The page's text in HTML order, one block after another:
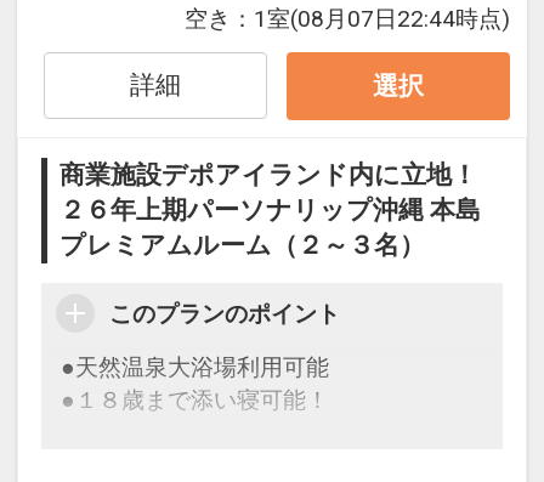
※イメージ
設定期間：2026年6月1日～2026年10月
31日
インターネットコース番号：DP-1-
17512611
※通常１，０００円（１泊１台あたり）
約１６８台収容可能。先着順、予約制で
はありませんのでご了承くださいませ。
※旅行代金に含まれます。
連泊ポイント
付！
況によりセットメニュー）または北谷ダ
イニング（炭火焼セットメニュー）
「空室照会結果確認画面」でご確認くだ
さい
※宿泊期間中すべての日において人数・
氏名・客室タイプ・食事条件・プラン同
す。
うれしいポイント！
／１階ロビー１４：００～２１：００）
す。（２５０台収容／先着順）
●天然温泉大浴場をご利用いただけま
空き： 1室(08月07日22:44時点)
詳細 選択
商業施設デポアイランド内に立地！
２６年上期パーソナリップ沖縄 本島
プレミアムルーム（２～３名）
このプランのポイント
●天然温泉大浴場利用可能
●１８歳まで添い寝可能！